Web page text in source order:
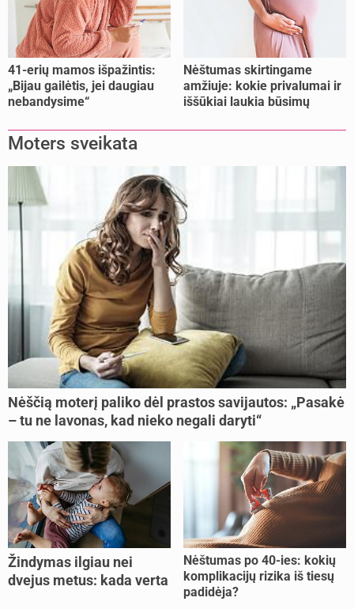
41-erių mamos išpažintis:
„Bijau gailėtis, jei daugiau
nebandysime“
Nėštumas skirtingame
amžiuje: kokie privalumai ir
iššūkiai laukia būsimų
Moters sveikata
Nėščią moterį paliko dėl prastos savijautos: „Pasakė
– tu ne lavonas, kad nieko negali daryti“
Žindymas ilgiau nei
dvejus metus: kada verta
Nėštumas po 40-ies: kokių
komplikacijų rizika iš tiesų
padidėja?